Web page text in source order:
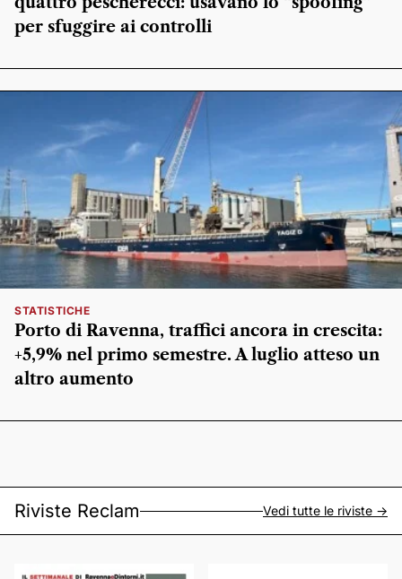
per sfuggire ai controlli
STATISTICHE
Porto di Ravenna, traffici ancora in crescita:
+5,9% nel primo semestre. A luglio atteso un
altro aumento
Riviste Reclam Vedi tutte le riviste ->